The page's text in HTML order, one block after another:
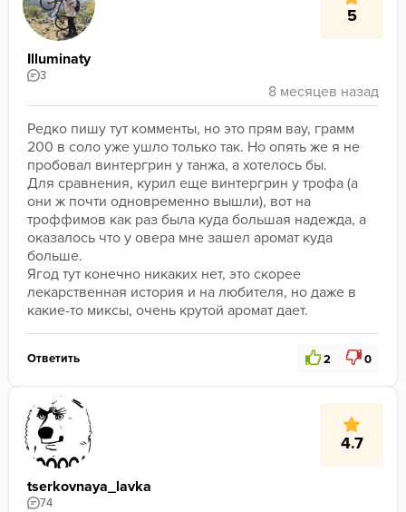
5
Illuminaty
3
Редко пишу тут комменты, но это прям вау, грамм
200 в соло уже ушло только так. Но опять же я не
пробовал винтергрин у танжа, а хотелось бы.
Для сравнения, курил еще винтергрин у трофа (а
они ж почти одновременно вышли), вот на
троффимов как раз была куда большая надежда, а
оказалось что у овера мне зашел аромат куда
больше.
Ягод тут конечно никаких нет, это скорее
лекарственная история и на любителя, но даже в
какие-то миксы, очень крутой аромат дает.
Ответить 2 0
4.7
tserkovnaya_lavka
74